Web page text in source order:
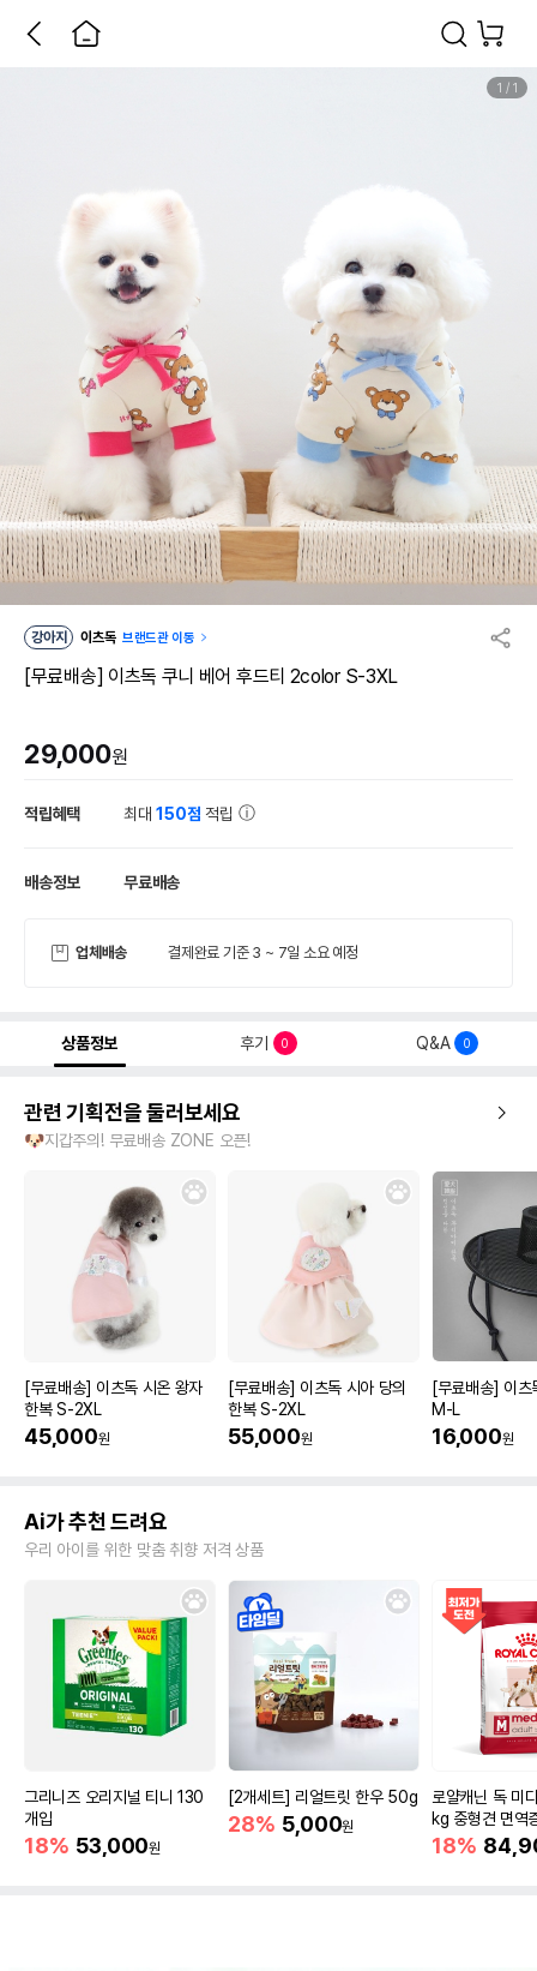
1 / 1
강아지 이츠독 브랜드관 이동
[무료배송] 이츠독 쿠니 베어 후드티 2color S-3XL
29,000원
적립혜택 최대150점 적립
배송정보 무료배송
업체배송 결제완료 기준 3 ~ 7일 소요 예정
상품정보 후기 0 Q&A 0
관련 기획전을 둘러보세요
🐶지갑주의! 무료배송 ZONE 오픈!
[무료배송] 이츠독 시온 왕자
한복 S-2XL
45,000원
[무료배송] 이츠독 시아 당의
한복 S-2XL
55,000원
[무료배송] 이츠
M-L
16,000원
Ai가 추천 드려요
우리 아이를 위한 맞춤 취향 저격 상품
그리니즈 오리지널 티니 130
개입
18% 53,000원
[2개세트] 리얼트릿 한우 50g
28% 5,000원
로얄캐닌 독 미
kg 중형견 면역
18%